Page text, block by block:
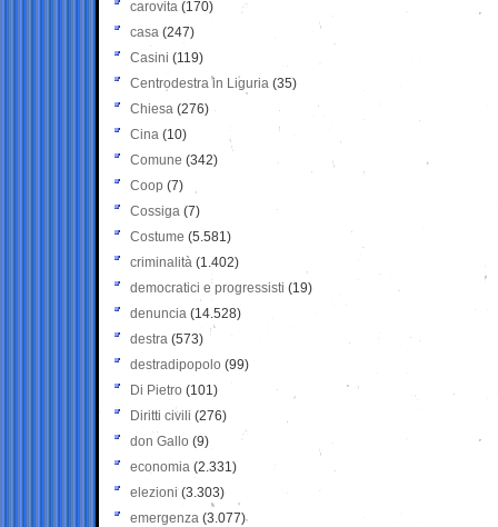
carovita (170)
casa (247)
Casini (119)
Centrodestra in Liguria (35)
Chiesa (276)
Cina (10)
Comune (342)
Coop (7)
Cossiga (7)
Costume (5.581)
criminalità (1.402)
democratici e progressisti (19)
denuncia (14.528)
destra (573)
destradipopolo (99)
Di Pietro (101)
Diritti civili (276)
don Gallo (9)
economia (2.331)
elezioni (3.303)
emergenza (3.077)